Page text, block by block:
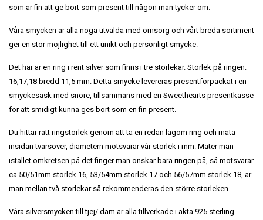
som är fin att ge bort som present till någon man tycker om.
Våra smycken är alla noga utvalda med omsorg och vårt breda sortiment
ger en stor möjlighet till ett unikt och personligt smycke.
Det här är en ring i rent silver som finns i tre storlekar. Storlek på ringen:
16,17,18 bredd 11,5 mm. Detta smycke levereras presentförpackat i en
smyckesask med snöre, tillsammans med en Sweethearts presentkasse
för att smidigt kunna ges bort som en fin present.
Du hittar rätt ringstorlek genom att ta en redan lagom ring och mäta
insidan tvärsöver, diametern motsvarar vår storlek i mm. Mäter man
istället omkretsen på det finger man önskar bära ringen på, så motsvarar
ca 50/51mm storlek 16, 53/54mm storlek 17 och 56/57mm storlek 18, är
man mellan två storlekar så rekommenderas den större storleken.
Våra silversmycken till tjej/ dam är alla tillverkade i äkta 925 sterling